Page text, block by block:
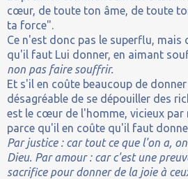
cœur, de toute ton âme, de toute
ta force".
Ce n'est donc pas le superflu, mais
qu'il faut Lui donner, en aimant
non pas faire souffrir.
Et s'il en coûte beaucoup de
désagréable de se dépouiller des
est le cœur de l'homme, vicieux
parce qu'il en coûte qu'il faut
Par justice : car tout ce que l'on a,
Dieu. Par amour : car c'est une
sacrifice pour donner de la joie à